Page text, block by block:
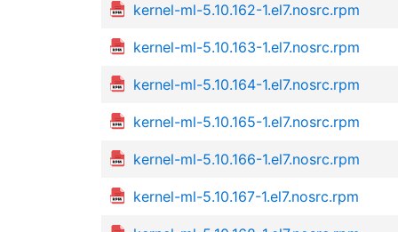
kernel-ml-5.10.162-1.el7.nosrc.rpm
kernel-ml-5.10.163-1.el7.nosrc.rpm
kernel-ml-5.10.164-1.el7.nosrc.rpm
kernel-ml-5.10.165-1.el7.nosrc.rpm
kernel-ml-5.10.166-1.el7.nosrc.rpm
kernel-ml-5.10.167-1.el7.nosrc.rpm